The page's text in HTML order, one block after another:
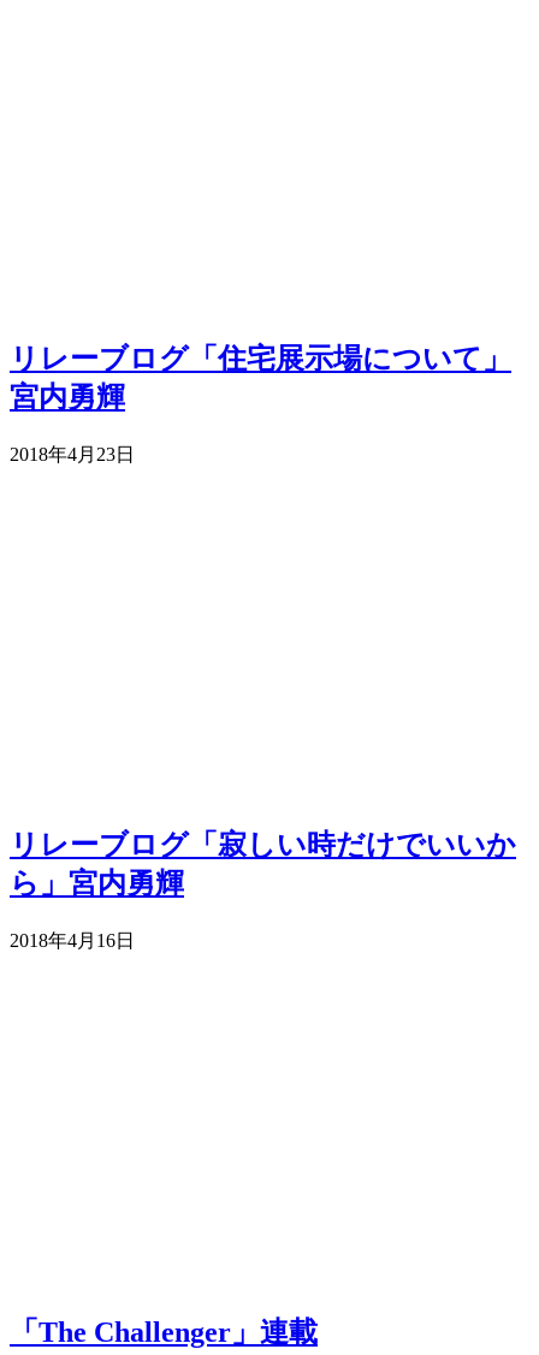
リレーブログ「住宅展示場について」
宮内勇輝
2018年4月23日
リレーブログ「寂しい時だけでいいか
ら」宮内勇輝
2018年4月16日
「The Challenger」連載